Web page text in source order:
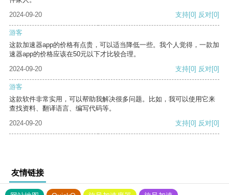
2024-09-20
支持[0] 反对[0]
游客
这款加速器app的价格有点贵，可以适当降低一些。我个人觉得，一款加
速器app的价格应该在50元以下才比较合理。
2024-09-20
支持[0] 反对[0]
游客
这款软件非常实用，可以帮助我解决很多问题。比如，我可以使用它来
查找资料、翻译语言、编写代码等。
2024-09-20
支持[0] 反对[0]
友情链接